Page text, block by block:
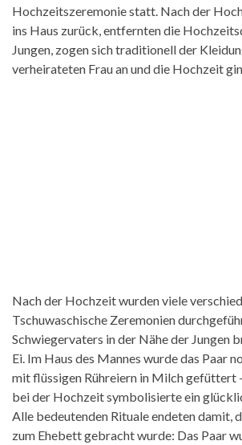
Hochzeitszeremonie statt. Nach der
ins Haus zurück, entfernten die
Jungen, zogen sich traditionell der
verheirateten Frau an und die Hochzeit
Nach der Hochzeit wurden viele
Tschuwaschische Zeremonien
Schwiegervaters in der Nähe der Jungen
Ei. Im Haus des Mannes wurde das Paar
mit flüssigen Rühreiern in Milch gefüttert
bei der Hochzeit symbolisierte ein
Alle bedeutenden Rituale endeten damit,
zum Ehebett gebracht wurde: Das Paar